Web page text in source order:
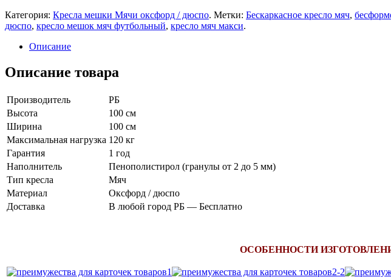
Категория: Кресла мешки Мячи оксфорд / дюспо. Метки: Бескаркасное кресло мяч,
дюспо, кресло мешок мяч футбольный, кресло мяч макси.
Описание
Описание товара
Производитель
РБ
Высота
100 см
Ширина
100 см
Максимальная нагрузка 120 кг
Гарантия
1 год
Наполнитель
Пенополистирол (гранулы от 2 до 5 мм)
Тип кресла
Мяч
Материал
Оксфорд / дюспо
Доставка
В любой город РБ — Бесплатно
ОСОБЕННОСТИ